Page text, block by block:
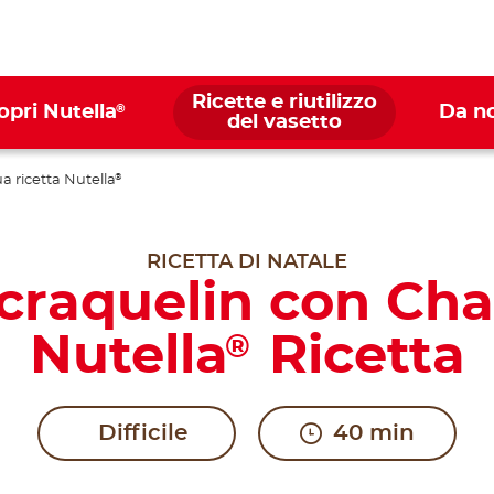
Nutella®
Ricette e riutilizzo
del vasetto
Da
ricetta Nutella®
RICETTA DI NATALE
con
Nutella® Ricetta
Difficile 40 min